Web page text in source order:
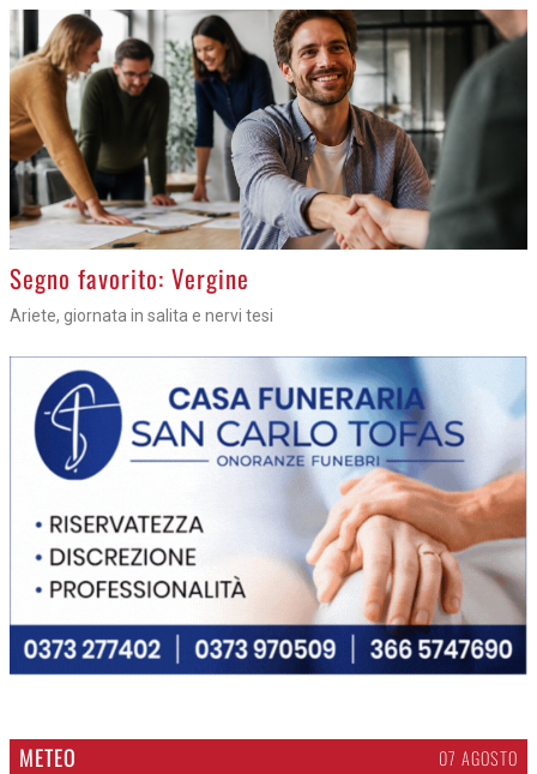
>
Segno favorito: Vergine
Ariete, giornata in salita e nervi tesi
METEO 07 AGOSTO